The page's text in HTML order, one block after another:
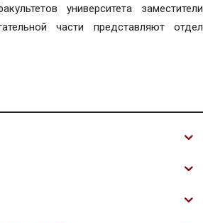
университета заместители
части представляют отдел